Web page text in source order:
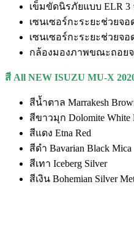
เข็มขัดนิรภัยแบบ ELR 3
เซนเซอร์กะระยะช่วยจ
เซนเซอร์กะระยะช่วยจ
กล้องมองภาพขณะถอย
สี All NEW ISUZU MU-X
สีน้ำตาล Marrakesh
สีขาวมุก Dolomite White
สีแดง Etna Red
สีดำ Bavarian Black Mica
สีเทา Iceberg Silver
สีเงิน Bohemian Silver